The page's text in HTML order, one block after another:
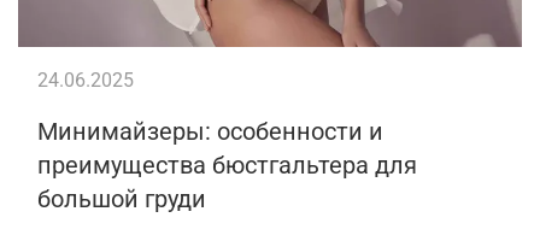
Минимайзеры: особенности и
преимущества бюстгальтера для
большой груди
24.06.2025